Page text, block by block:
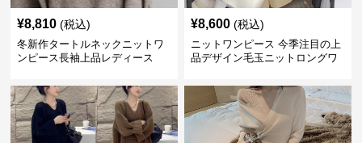
¥8,810 (税込)
冬新作タートルネックニットワ
ンピース長袖上品レディース
¥8,600 (税込)
ニットワンピース 今季注目の上
品デザイン毛玉ニットロングワ